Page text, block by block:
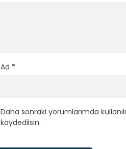
Ad *
Daha sonraki yorumlarımda
kaydedilsin.